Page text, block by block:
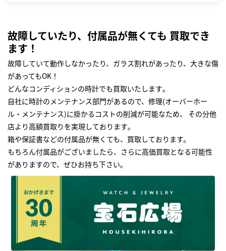
故障していたり、付属品が無くても 買取でき
ます！
故障していて動作しなかったり、ガラス割れがあったり、大きな傷
があってもOK！
どんなコンディションの時計でも買取いたします｡
自社に時計のメンテナンス部門があるので、修理(オーバーホー
ル・メンテナンス)に掛かるコストの削減が可能なため、 その分他
店より高額買取りを実現しております｡
箱や保証書などの付属品が無くても、買取しております。
もちろん付属品がございましたら、さらに高価買取となる可能性
がありますので、ぜひお持ち下さい｡